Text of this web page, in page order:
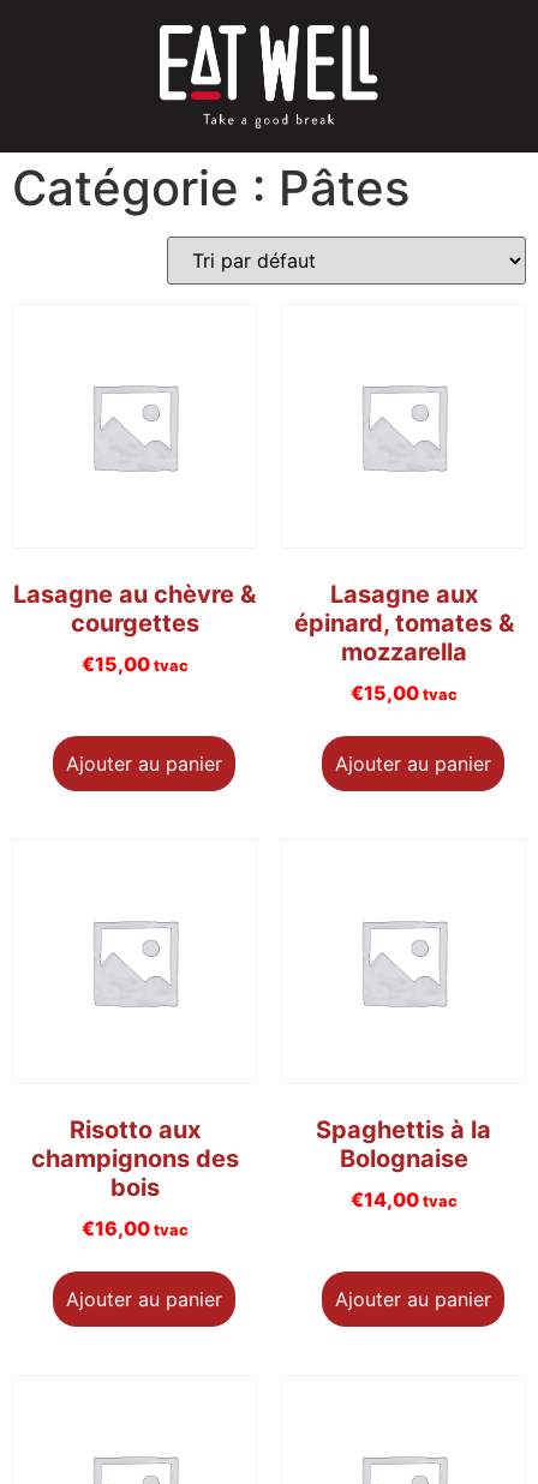
Catégorie : Pâtes
Lasagne au chèvre &
courgettes
€15,00 tvac
Ajouter au panier
Lasagne aux
épinard, tomates &
mozzarella
€15,00 tvac
Ajouter au panier
Risotto aux
champignons des
bois
€16,00 tvac
Ajouter au panier
Spaghettis à la
Bolognaise
€14,00 tvac
Ajouter au panier